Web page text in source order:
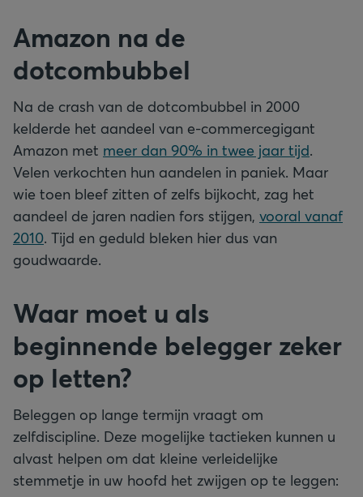
Amazon na de
dotcombubbel
Na de crash van de dotcombubbel in 2000
kelderde het aandeel van e-commercegigant
Amazon met meer dan 90% in twee jaar tijd.
Velen verkochten hun aandelen in paniek. Maar
wie toen bleef zitten of zelfs bijkocht, zag het
aandeel de jaren nadien fors stijgen, vooral vanaf
2010. Tijd en geduld bleken hier dus van
goudwaarde.
Waar moet u als
beginnende belegger zeker
op letten?
Beleggen op lange termijn vraagt om
zelfdiscipline. Deze mogelijke tactieken kunnen u
alvast helpen om dat kleine verleidelijke
stemmetje in uw hoofd het zwijgen op te leggen: